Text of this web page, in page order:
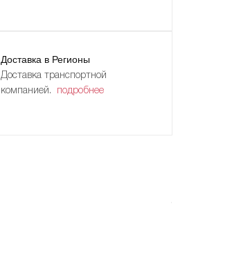
Доставка в Регионы
Доставка транспортной
компанией. подробнее